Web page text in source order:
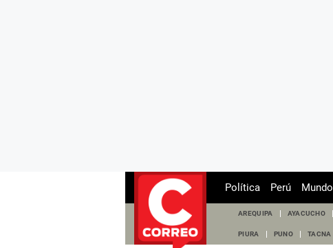
Política Perú Mundo
AREQUIPA AYACUCHO
PIURA PUNO TACNA